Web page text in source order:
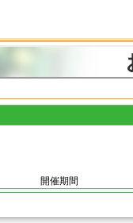
開催期間